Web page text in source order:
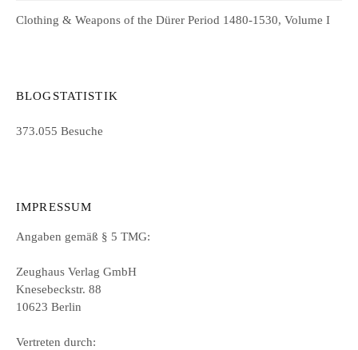
Clothing & Weapons of the Dürer Period 1480-1530, Volume I
BLOGSTATISTIK
373.055 Besuche
IMPRESSUM
Angaben gemäß § 5 TMG:
Zeughaus Verlag GmbH
Knesebeckstr. 88
10623 Berlin
Vertreten durch: